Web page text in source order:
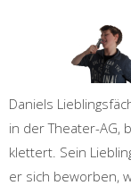
Daniels
in der Theater-AG,
klettert. Sein
er sich beworben,